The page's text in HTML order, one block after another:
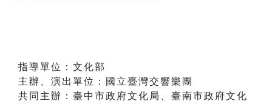
指導單位：文化部
主辦、演出單位：國立臺灣交響樂團
共同主辦：臺中市政府文化局、臺南市政府文化